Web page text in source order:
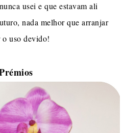
usei e que estavam ali
nada melhor que arranjar
o uso devido!